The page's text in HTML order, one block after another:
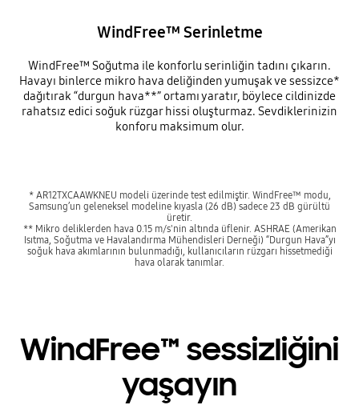
WindFree™ Serinletme
WindFree™ Soğutma ile konforlu serinliğin tadını çıkarın.
Havayı binlerce mikro hava deliğinden yumuşak ve sessizce*
dağıtırak “durgun hava**” ortamı yaratır, böylece cildinizde
rahatsız edici soğuk rüzgar hissi oluşturmaz. Sevdiklerinizin
konforu maksimum olur.
* AR12TXCAAWKNEU modeli üzerinde test edilmiştir. WindFree™ modu,
Samsung’un geleneksel modeline kıyasla (26 dB) sadece 23 dB gürültü
üretir.
** Mikro deliklerden hava 0.15 m/s'nin altında üflenir. ASHRAE (Amerikan
Isıtma, Soğutma ve Havalandırma Mühendisleri Derneği) “Durgun Hava”yı
soğuk hava akımlarının bulunmadığı, kullanıcıların rüzgarı hissetmediği
hava olarak tanımlar.
WindFree™ sessizliğini
yaşayın